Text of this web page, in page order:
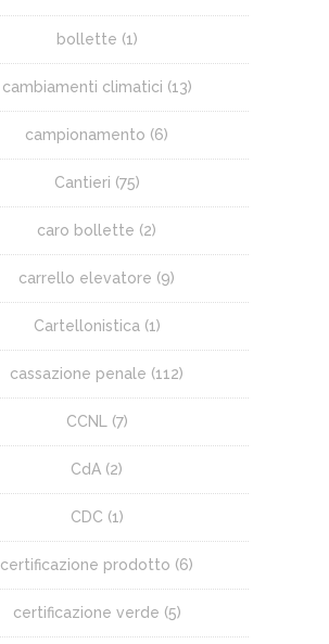
bollette (1)
cambiamenti climatici (13)
campionamento (6)
Cantieri (75)
caro bollette (2)
carrello elevatore (9)
Cartellonistica(1)
cassazione penale (112)
CCNL(7)
CdA (2)
CDC (1)
certificazione prodotto (6)
certificazione verde (5)